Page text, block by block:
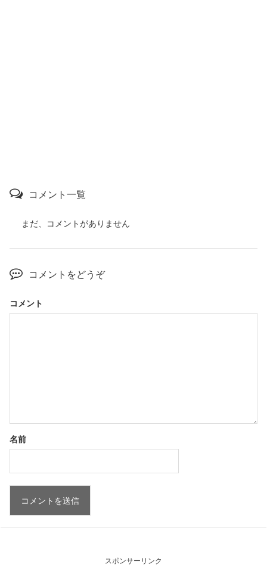
コメント一覧
まだ、コメントがありません
コメントをどうぞ
コメント
名前
スポンサーリンク